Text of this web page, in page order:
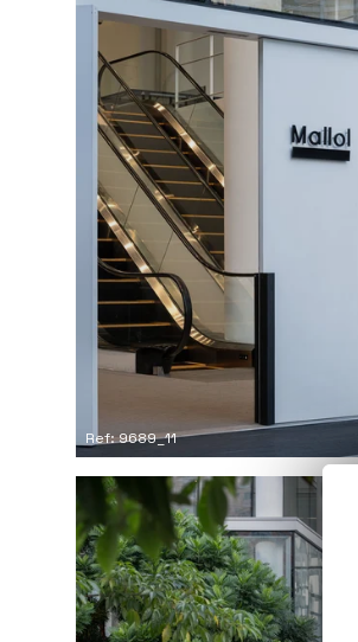
Ref: 9689_11